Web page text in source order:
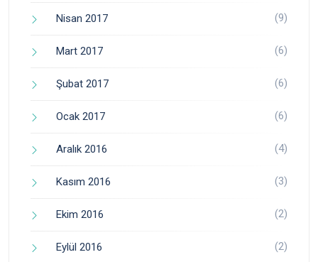
Nisan 2017 (9)
Mart 2017 (6)
Şubat 2017 (6)
Ocak 2017 (6)
Aralık 2016 (4)
Kasım 2016 (3)
Ekim 2016 (2)
Eylül 2016 (2)